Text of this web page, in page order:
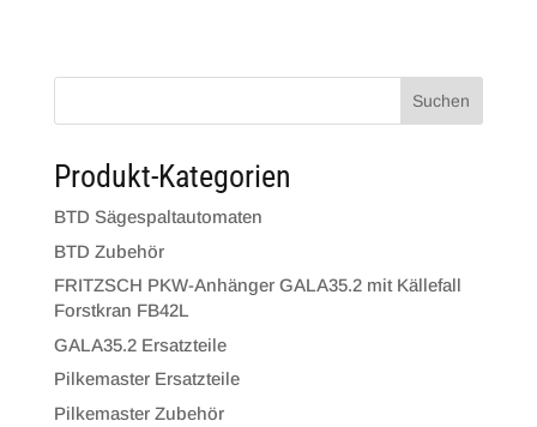
Suchen
Produkt-Kategorien
BTD Sägespaltautomaten
BTD Zubehör
FRITZSCH PKW-Anhänger GALA35.2 mit Källefall
Forstkran FB42L
GALA35.2 Ersatzteile
Pilkemaster Ersatzteile
Pilkemaster Zubehör